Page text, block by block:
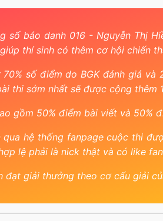
số báo danh 016 - Nguyễn Thị
thí sinh có thêm cơ hội chiến
số điểm do BGK đánh giá
thi sớm nhất sẽ được cộng
gồm 50% điểm bài viết và 50%
hệ thống fanpage cuộc thi
lệ phải là nick thật và có like
đạt giải thưởng theo cơ cấu giải